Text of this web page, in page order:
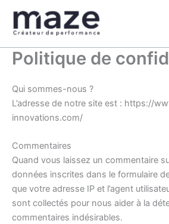
contenu
Politique de
Qui sommes-nous ?
L’adresse de notre site est : https://
innovations.com/
Commentaires
Quand vous laissez un commentaire
données inscrites dans le formulaire
que votre adresse IP et l’agent
sont collectés pour nous aider à la
commentaires indésirables.